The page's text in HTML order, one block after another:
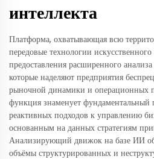
интеллекта
Платформа, охватывающая всю
передовые технологии искусственного
предоставления расширенного
которые наделяют предприятия
рыночной динамики и операционных
функция знаменует фундаментальный
реактивных подходов к управлению
основанным на данных стратегиям
Анализирующий движок на базе ИИ
объёмы структурированных и